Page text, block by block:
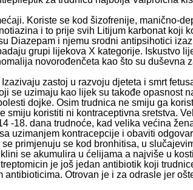
Koriste se kod šizofrenije, manično-
i to prije svih Litijum karbonat koji
Diazepam i njemu srodni antipsihotici
grupi lijekova X kategorije. Iskustvo
novorođenčeta kao što su duševna
zastoj u razvoju djeteta i smrt
se uzimaju kao lijek su takođe opasnost
dojke. Osim trudnica ne smiju ga
koristiti ni kontraceptivna sretstva.
-18. dana trudnoće, kad velika većina
uzimanjem kontracepcije i obaviti
primjenuju se kod bronhitisa, u
se akumulira u ćelijama a najviše u
je još jedan antibiotik koji
Otrovan je i za odrasle jer